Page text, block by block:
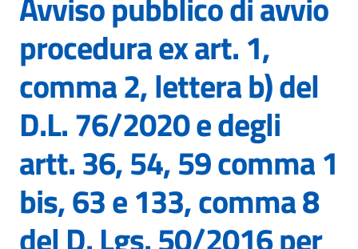
procedura ex art. 1,
comma 2, lettera b) del
D.L. 76/2020 e degli
artt. 36, 54, 59 comma 1
bis, 63 e 133, comma 8